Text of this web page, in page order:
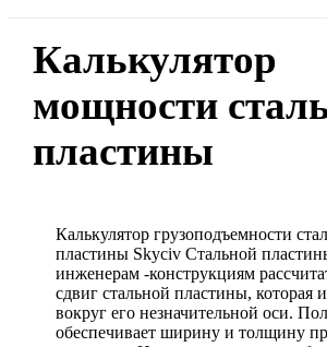
Калькулятор
мощности
пластины
Калькулятор грузоподъемности
пластины Skyciv Стальной
инженерам -конструкциям
сдвиг стальной пластины, которая
вокруг его незначительной оси.
обеспечивает ширину и толщину